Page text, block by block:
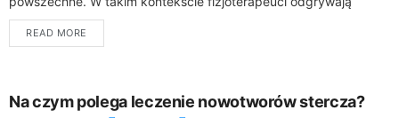
kluczową rolę w poprawie jakości życia wielu...
READ MORE
Na czym polega leczenie nowotworów stercza?